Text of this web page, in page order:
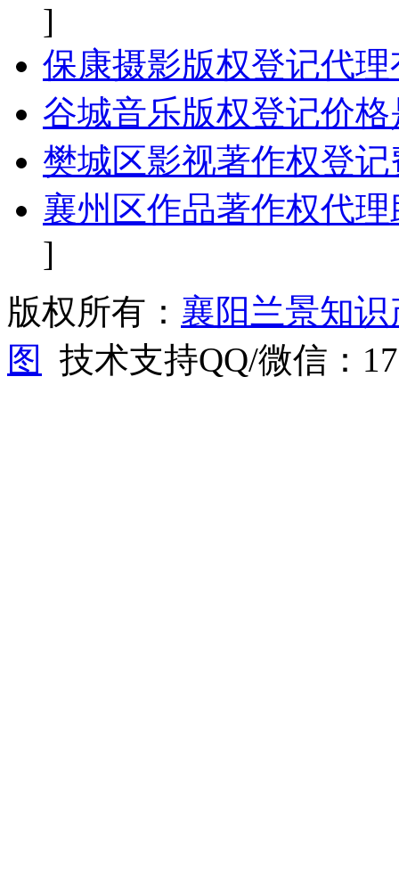
]
保康摄影版权登记代
谷城音乐版权登记价
樊城区影视著作权登
襄州区作品著作权代
]
版权所有： 襄阳兰景知
图
技术支持QQ/微信：